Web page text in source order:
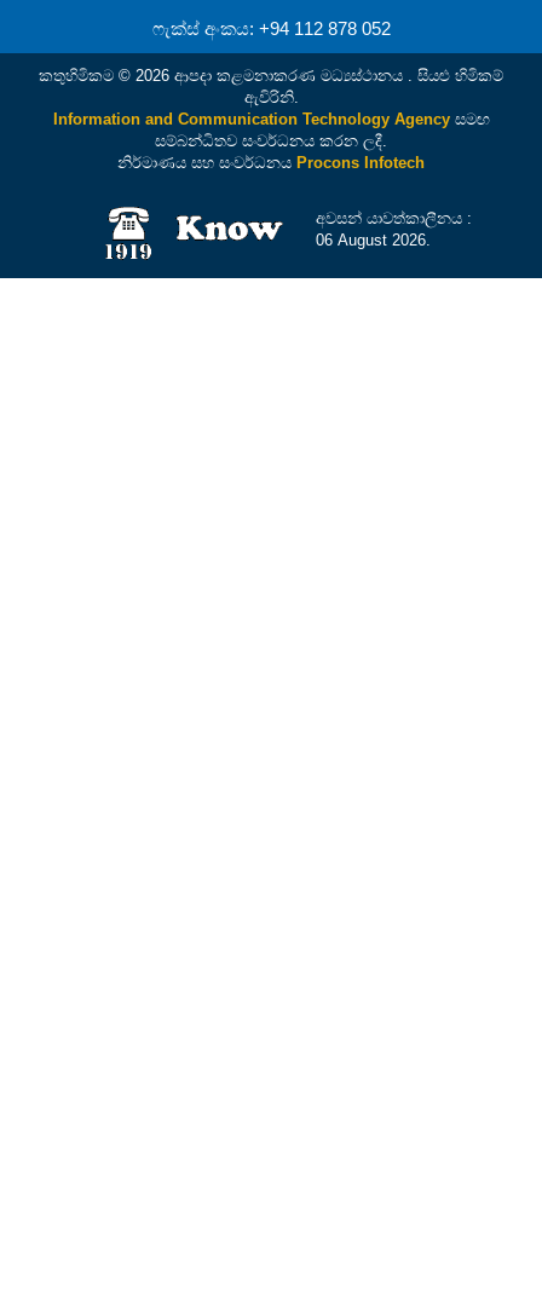
ෆැක්ස් අංකය: +94 112 878 052
කතුහිමිකම © 2026 ආපදා කළමනාකරණ මධ්‍යස්ථානය . සියළු හිමිකම්
ඇවිරිනි.
Information and Communication Technology Agencyසමඟ
සම්බන්ධිතව සංවර්ධනය කරන ලදී.
නිර්මාණය සහ සංවර්ධනය Procons Infotech
අවසන් යාවත්කාලීනය :
06 August 2026.